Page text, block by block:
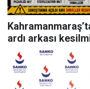
ardı arkası